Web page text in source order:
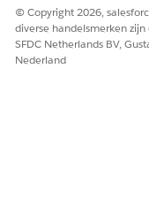
ZIE OOK:
Definities van
© Copyright 2026,
diverse handelsmerken
SFDC Netherlands BV,
Nederland